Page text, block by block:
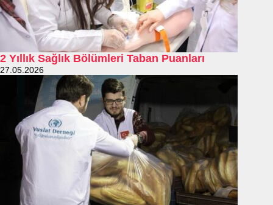
2 Yıllık Sağlık Bölümleri Taban Puanları
27.05.2026